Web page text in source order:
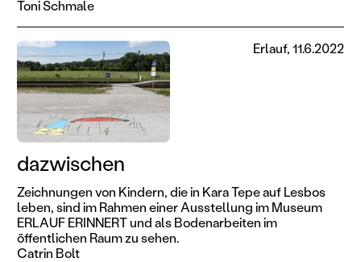
Toni Schmale
dazwischen
Zeichnungen von Kindern, die in Kara Tepe auf Lesbos
leben, sind im Rahmen einer Ausstellung im Museum
ERLAUF ERINNERT und als Bodenarbeiten im
öffentlichen Raum zu sehen.
Catrin Bolt
Erlauf, 11.6.2022